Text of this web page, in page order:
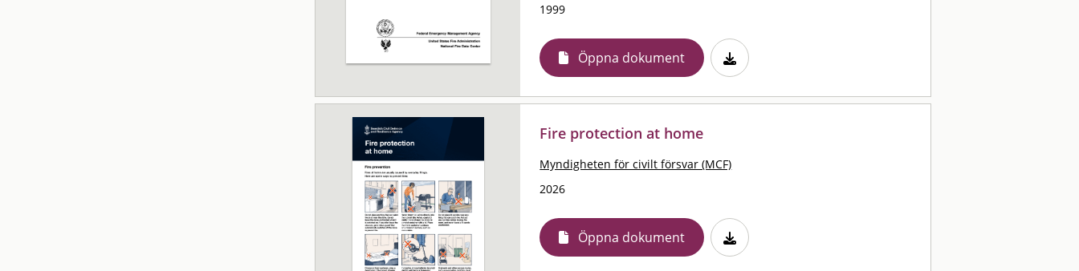
1999
Öppna dokument
Fire protection at home
Myndigheten för civilt försvar (MCF)
2026
Öppna dokument